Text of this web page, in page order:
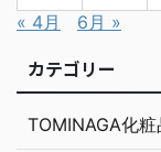
« 4月
6月 »
カテゴリー
TOMINAGA化粧